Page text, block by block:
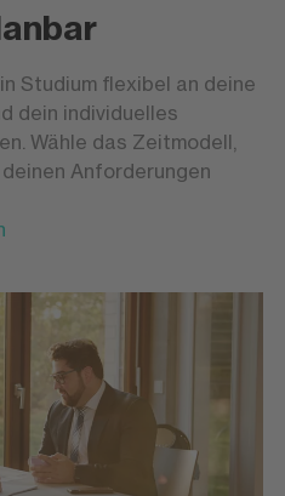
Studium flexibel an deine
dein individuelles
Wähle das Zeitmodell,
Anforderungen